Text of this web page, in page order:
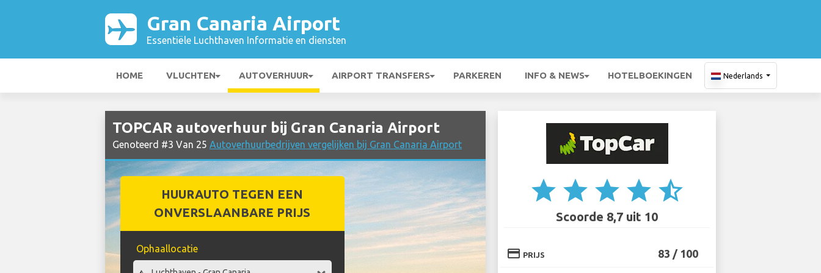
Gran Canaria Airport
Essentiële Luchthaven Informatie en diensten
HOME VLUCHTEN AUTOVERHUUR AIRPORT TRANSFERS PARKEREN INFO & NEWS HOTELBOEKINGEN Nederlands
TOPCAR autoverhuur bij Gran Canaria Airport
Genoteerd #3 Van 25 Autoverhuurbedrijven vergelijken bij Gran Canaria Airport
HUURAUTO TEGEN EEN
ONVERSLAANBARE PRIJS
Ophaallocatie
star star star star star_half
Scoorde 8,7 uit 10
credit_card PRIJS 83 / 100